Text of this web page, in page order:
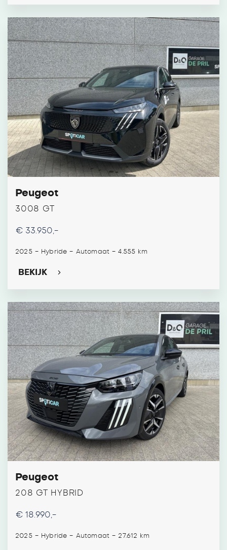
Peugeot
3008 GT
€ 33.950,-
2025 - Hybride - Automaat - 4.555 km
BEKIJK
Peugeot
208 GT HYBRID
€ 18.990,-
2025 - Hybride - Automaat - 27.612 km